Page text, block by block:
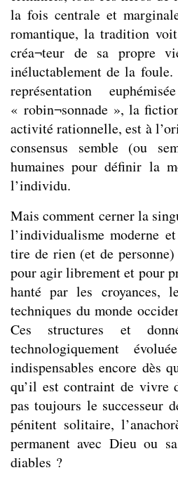
la fois centrale et
romantique, la tradition
créa¬teur de sa propre
inéluctablement de la
représentation
« robin¬sonnade », la
activité rationnelle, est à
consensus semble (ou
humaines pour définir la
l’individu.
Mais comment cerner la
l’individualisme moderne
tire de rien (et de personne)
pour agir librement et pour
hanté par les croyances,
techniques du monde
Ces structures et
technologiquement
indispensables encore dès
qu’il est contraint de vivre
pas toujours le successeur
pénitent solitaire,
permanent avec Dieu ou
diables ?